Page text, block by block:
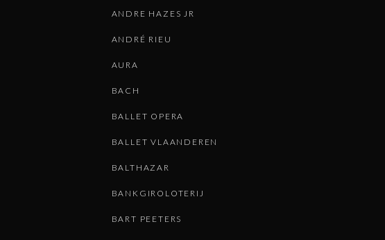
ANDRE HAZES JR
ANDRÉ RIEU
AURA
BACH
BALLET OPERA
BALLET VLAANDEREN
BALTHAZAR
BANKGIROLOTERIJ
BART PEETERS